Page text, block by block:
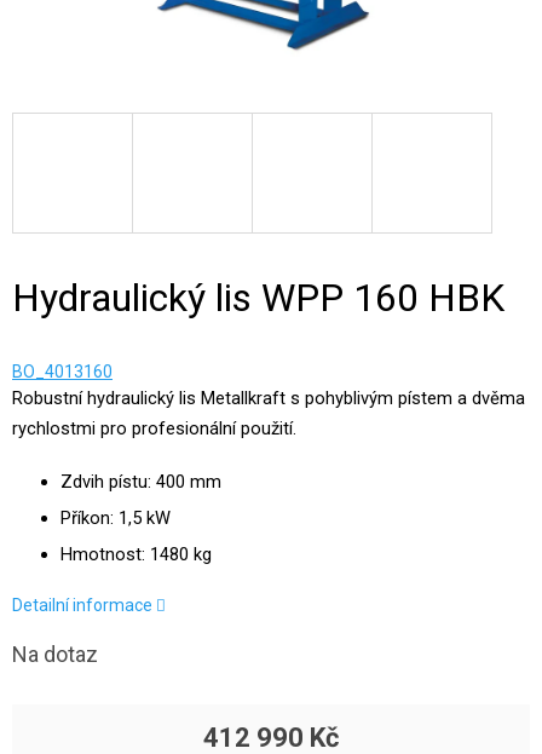
Hydraulický lis WPP 160 HBK
BO_4013160
Robustní hydraulický lis Metallkraft s pohyblivým pístem a dvěma
rychlostmi pro profesionální použití.
Zdvih pístu: 400 mm
Příkon: 1,5 kW
Hmotnost: 1480 kg
Detailní informace
Na dotaz
412 990 Kč